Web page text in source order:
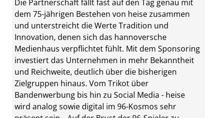
Die Partnerschaft fällt fast auf den Tag genau mit
dem 75-jährigen Bestehen von heise zusammen
und unterstreicht die Werte Tradition und
Innovation, denen sich das hannoversche
Medienhaus verpflichtet fühlt. Mit dem Sponsoring
investiert das Unternehmen in mehr Bekanntheit
und Reichweite, deutlich über die bisherigen
Zielgruppen hinaus. Vom Trikot über
Bandenwerbung bis hin zu Social Media - heise
wird analog sowie digital im 96-Kosmos sehr